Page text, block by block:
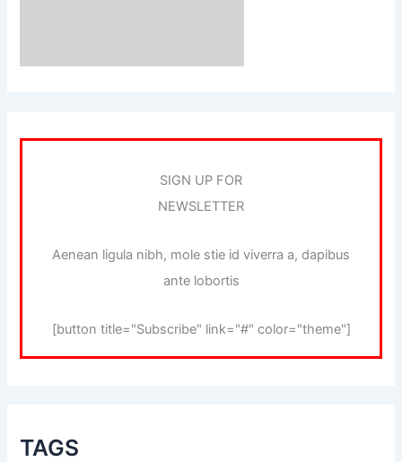
SIGN UP FOR
NEWSLETTER
Aenean ligula nibh, mole stie id viverra a, dapibus
ante lobortis
[button title="Subscribe" link="#" color="theme"]
TAGS